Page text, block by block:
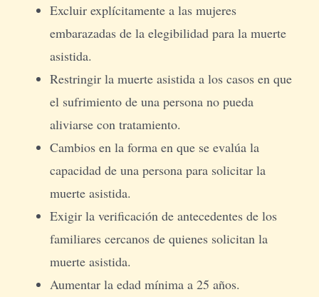
Excluir explícitamente a las mujeres
embarazadas de la elegibilidad para la muerte
asistida.
Restringir la muerte asistida a los casos en que
el sufrimiento de una persona no pueda
aliviarse con tratamiento.
Cambios en la forma en que se evalúa la
capacidad de una persona para solicitar la
muerte asistida.
Exigir la verificación de antecedentes de los
familiares cercanos de quienes solicitan la
muerte asistida.
Aumentar la edad mínima a 25 años.